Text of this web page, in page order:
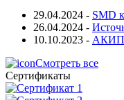
29.04.2024 - SMD
26.04.2024 -
10.10.2023 - АКИП
Смотреть все
Сертификаты